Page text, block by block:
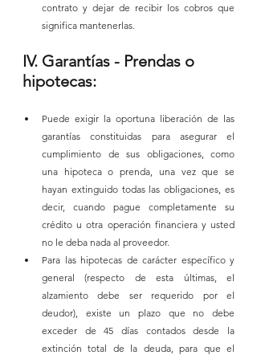
contrato y dejar de recibir los cobros que
significa mantenerlas.
IV. Garantías - Prendas o
hipotecas:
Puede exigir la oportuna liberación de las
garantías constituidas para asegurar el
cumplimiento de sus obligaciones, como
una hipoteca o prenda, una vez que se
hayan extinguido todas las obligaciones, es
decir, cuando pague completamente su
crédito u otra operación financiera y usted
no le deba nada al proveedor.
Para las hipotecas de carácter específico y
general (respecto de esta últimas, el
alzamiento debe ser requerido por el
deudor), existe un plazo que no debe
exceder de 45 días contados desde la
extinción total de la deuda, para que el